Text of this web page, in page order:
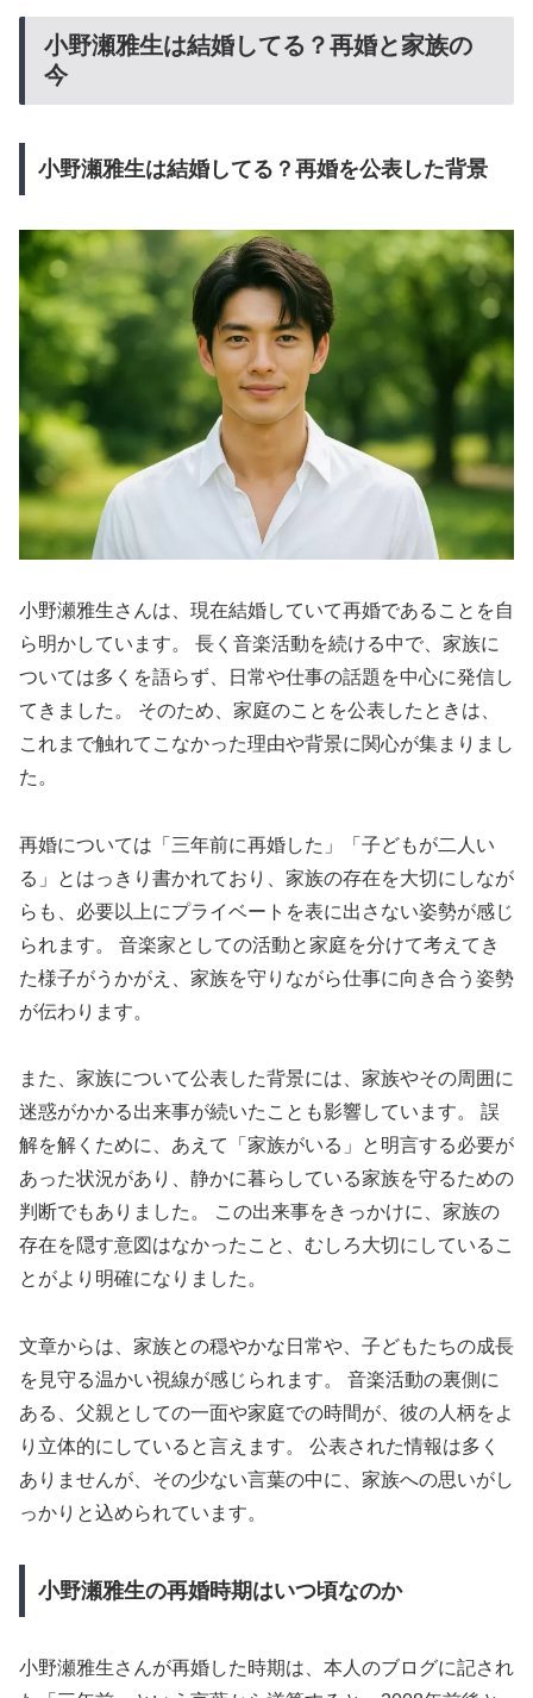
小野瀬雅生は結婚してる？再婚と家族の
今
小野瀬雅生は結婚してる？再婚を公表した背景
小野瀬雅生さんは、現在結婚していて再婚であることを自
ら明かしています。 長く音楽活動を続ける中で、家族に
ついては多くを語らず、日常や仕事の話題を中心に発信し
てきました。 そのため、家庭のことを公表したときは、
これまで触れてこなかった理由や背景に関心が集まりまし
た。
再婚については「三年前に再婚した」「子どもが二人い
る」とはっきり書かれており、家族の存在を大切にしなが
らも、必要以上にプライベートを表に出さない姿勢が感じ
られます。 音楽家としての活動と家庭を分けて考えてき
た様子がうかがえ、家族を守りながら仕事に向き合う姿勢
が伝わります。
また、家族について公表した背景には、家族やその周囲に
迷惑がかかる出来事が続いたことも影響しています。 誤
解を解くために、あえて「家族がいる」と明言する必要が
あった状況があり、静かに暮らしている家族を守るための
判断でもありました。 この出来事をきっかけに、家族の
存在を隠す意図はなかったこと、むしろ大切にしているこ
とがより明確になりました。
文章からは、家族との穏やかな日常や、子どもたちの成長
を見守る温かい視線が感じられます。 音楽活動の裏側に
ある、父親としての一面や家庭での時間が、彼の人柄をよ
り立体的にしていると言えます。 公表された情報は多く
ありませんが、その少ない言葉の中に、家族への思いがし
っかりと込められています。
小野瀬雅生の再婚時期はいつ頃なのか
小野瀬雅生さんが再婚した時期は、本人のブログに記され